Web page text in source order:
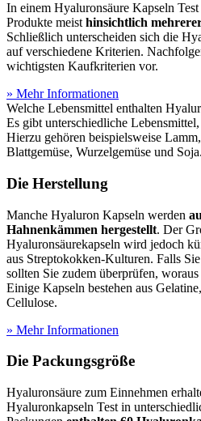
In einem Hyaluronsäure Kapseln Test
Produkte meist hinsichtlich
Schließlich unterscheiden sich die
auf verschiedene Kriterien.
wichtigsten Kaufkriterien vor.
» Mehr Informationen
Welche Lebensmittel enthalten
Es gibt unterschiedliche
Hierzu gehören beispielsweise
Blattgemüse, Wurzelgemüse und Soja.
Die Herstellung
Manche Hyaluron Kapseln werden
Hahnenkämmen hergestellt. Der
Hyaluronsäurekapseln wird jedoch
aus Streptokokken-Kulturen. Falls
sollten Sie zudem überprüfen,
Einige Kapseln bestehen aus
Cellulose.
» Mehr Informationen
Die Packungsgröße
Hyaluronsäure zum Einnehmen
Hyaluronkapseln Test in